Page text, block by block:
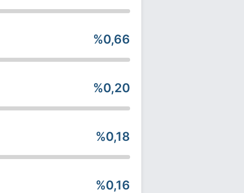
%0,66
%0,20
%0,18
%0,16